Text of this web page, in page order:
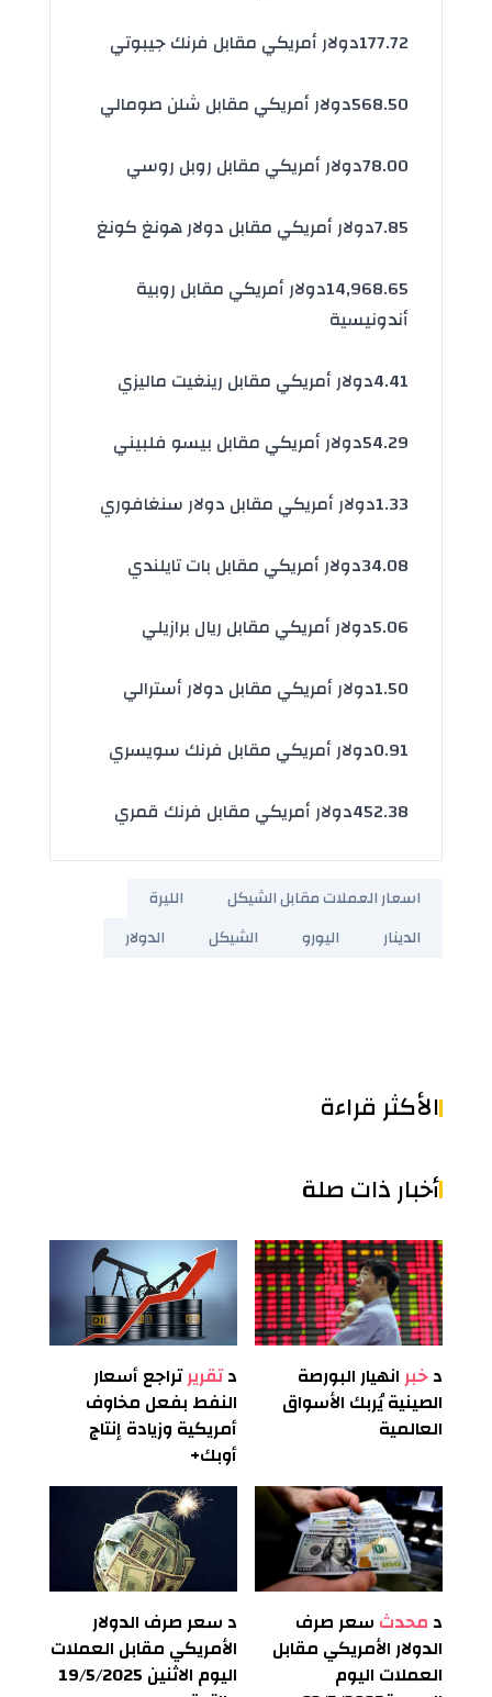
177.72دولار أمريكي مقابل فرنك جيبوتي
568.50دولار أمريكي مقابل شلن صومالي
78.00دولار أمريكي مقابل روبل روسي
7.85دولار أمريكي مقابل دولار هونغ كونغ
14,968.65دولار أمريكي مقابل روبية
أندونيسية
4.41دولار أمريكي مقابل رينغيت ماليزي
54.29دولار أمريكي مقابل بيسو فلبيني
1.33دولار أمريكي مقابل دولار سنغافوري
34.08دولار أمريكي مقابل بات تايلندي
5.06دولار أمريكي مقابل ريال برازيلي
1.50دولار أمريكي مقابل دولار أسترالي
0.91دولار أمريكي مقابل فرنك سويسري
452.38دولار أمريكي مقابل فرنك قمري
اسعار العملات مقابل الشيكل
الليرة
الدينار
اليورو الشيكل الدولار
الأكثر قراءة
أخبار ذات صلة
دخبرانهيار البورصة
الصينية يُربك الأسواق
العالمية
دتقريرتراجع أسعار
النفط بفعل مخاوف
أمريكية وزيادة إنتاج
أوبك+
د محدث سعر صرف
الدولار الأمريكي مقابل
العملات اليوم
د سعر صرف الدولار
الأمريكي مقابل العملات
اليوم الاثنين 19/5/2025